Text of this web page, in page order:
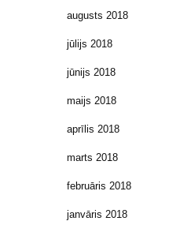
augusts 2018
jūlijs 2018
jūnijs 2018
maijs 2018
aprīlis 2018
marts 2018
februāris 2018
janvāris 2018